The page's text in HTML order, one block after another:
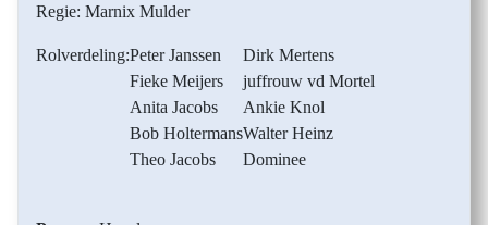
Regie: Marnix Mulder
Rolverdeling:Peter Janssen
Dirk Mertens
Fieke Meijers
juffrouw vd Mortel
Anita Jacobs
Ankie Knol
Bob HoltermansWalter Heinz
Theo Jacobs
Dominee